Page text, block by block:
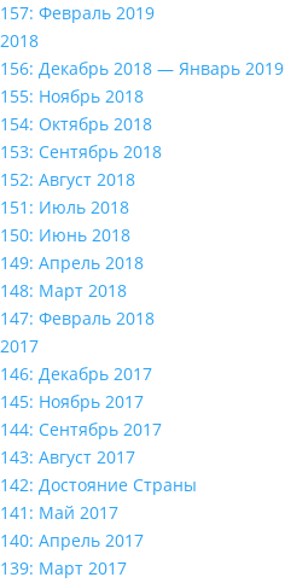
157: Февраль 2019
2018
156: Декабрь 2018 — Январь 2019
155: Ноябрь 2018
154: Октябрь 2018
153: Сентябрь 2018
152: Август 2018
151: Июль 2018
150: Июнь 2018
149: Апрель 2018
148: Март 2018
147: Февраль 2018
2017
146: Декабрь 2017
145: Ноябрь 2017
144: Сентябрь 2017
143: Август 2017
142: Достояние Страны
141: Май 2017
140: Апрель 2017
139: Март 2017